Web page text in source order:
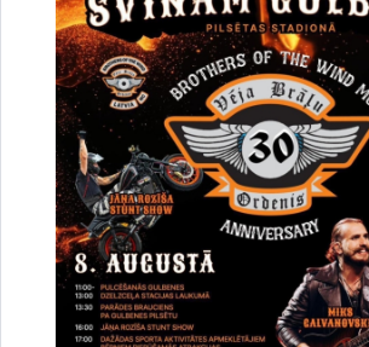
Par satiksmes organizāciju
Dzelzceļa ielas pārbūves darbu
30.07.2026. Projekti
Sabiedrība